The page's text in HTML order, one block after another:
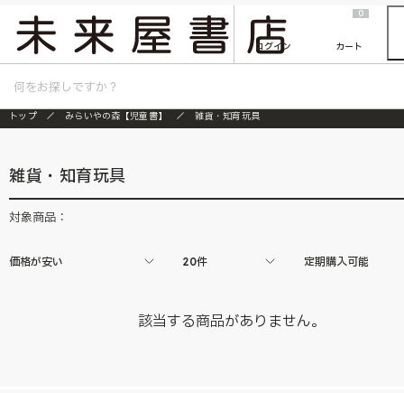
『ONE PIECE magazine 021 ONE PIECEカード付き同梱版』発売延期のご案内
ログイン
0
カート
トップ みらいやの森【児童書】 雑貨・知育玩具
雑貨・知育玩具
対象商品：
価格が安い 20件 定期購入可能
該当する商品がありません。